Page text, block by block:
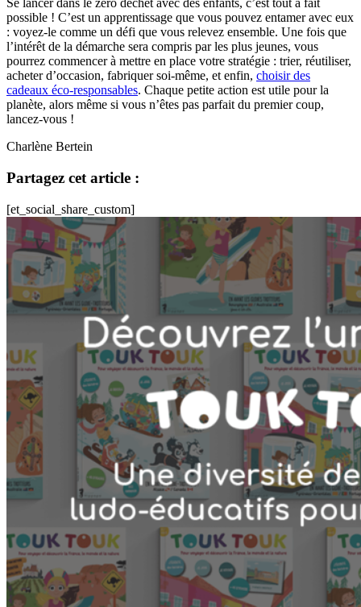
Se lancer dans le zéro déchet avec des enfants, c’est tout à fait
possible ! C’est un apprentissage que vous pouvez entamer avec eux
: voyez-le comme un défi que vous relevez ensemble. Une fois que
l’intérêt de la démarche sera compris par les plus jeunes, vous
pourrez commencer à mettre en place votre stratégie : trier, réutiliser,
acheter d’occasion, fabriquer soi-même, et enfin, choisir des
cadeaux éco-responsables. Chaque petite action est utile pour la
planète, alors même si vous n’êtes pas parfait du premier coup,
lancez-vous !
Charlène Bertein
Partagez cet article :
[et_social_share_custom]